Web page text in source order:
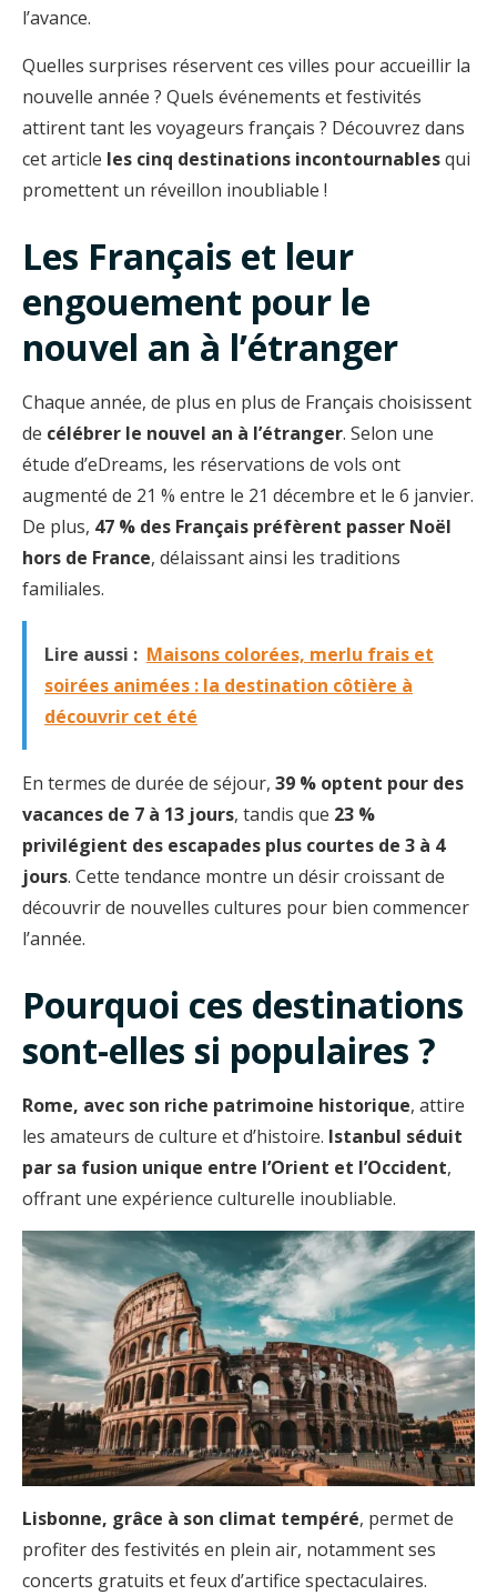
l’avance.
Quelles surprises réservent ces villes pour accueillir la
nouvelle année ? Quels événements et festivités
attirent tant les voyageurs français ? Découvrez dans
cet article les cinq destinations incontournablesqui
promettent un réveillon inoubliable !
Les Français et leur
engouement pour le
nouvel an à l’étranger
Chaque année, de plus en plus de Français choisissent
de célébrer le nouvel an à l’étranger. Selon une
étude d’eDreams, les réservations de vols ont
augmenté de 21 % entre le 21 décembre et le 6 janvier.
De plus, 47 % des Français préfèrent passer Noël
hors de France, délaissant ainsi les traditions
familiales.
Lire aussi : Maisons colorées, merlu frais et
soirées animées : la destination côtière à
découvrir cet été
En termes de durée de séjour, 39 % optent pour des
vacances de 7 à 13 jours, tandis que 23 %
privilégient des escapades plus courtes de 3 à 4
jours. Cette tendance montre un désir croissant de
découvrir de nouvelles cultures pour bien commencer
l’année.
Pourquoi ces destinations
sont-elles si populaires ?
Rome, avec son riche patrimoine historique, attire
les amateurs de culture et d’histoire. Istanbul séduit
par sa fusion unique entre l’Orient et l’Occident,
offrant une expérience culturelle inoubliable.
Lisbonne, grâce à son climat tempéré, permet de
profiter des festivités en plein air, notamment ses
concerts gratuits et feux d’artifice spectaculaires.